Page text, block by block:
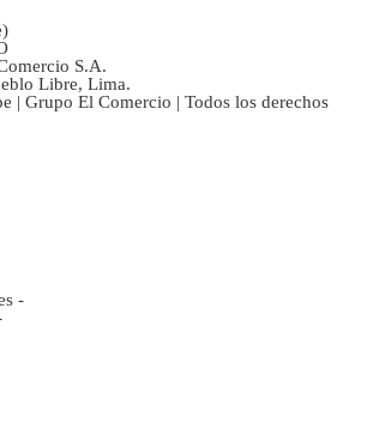
S.A.
Libre, Lima.
| Grupo El Comercio | Todos los derechos
-